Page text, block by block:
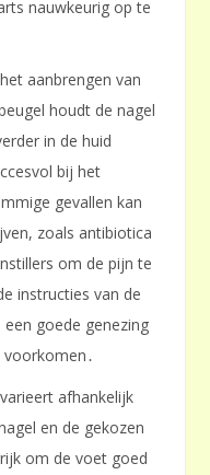
nauwkeurig op te
aanbrengen van
houdt de nagel
in de huid
bij het
gevallen kan
zoals antibiotica
om de pijn te
instructies van de
goede genezing
afhankelijk
en de gekozen
om de voet goed